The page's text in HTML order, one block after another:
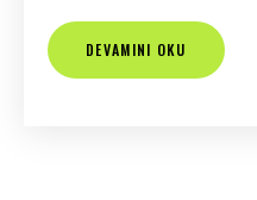
DEVAMINI OKU